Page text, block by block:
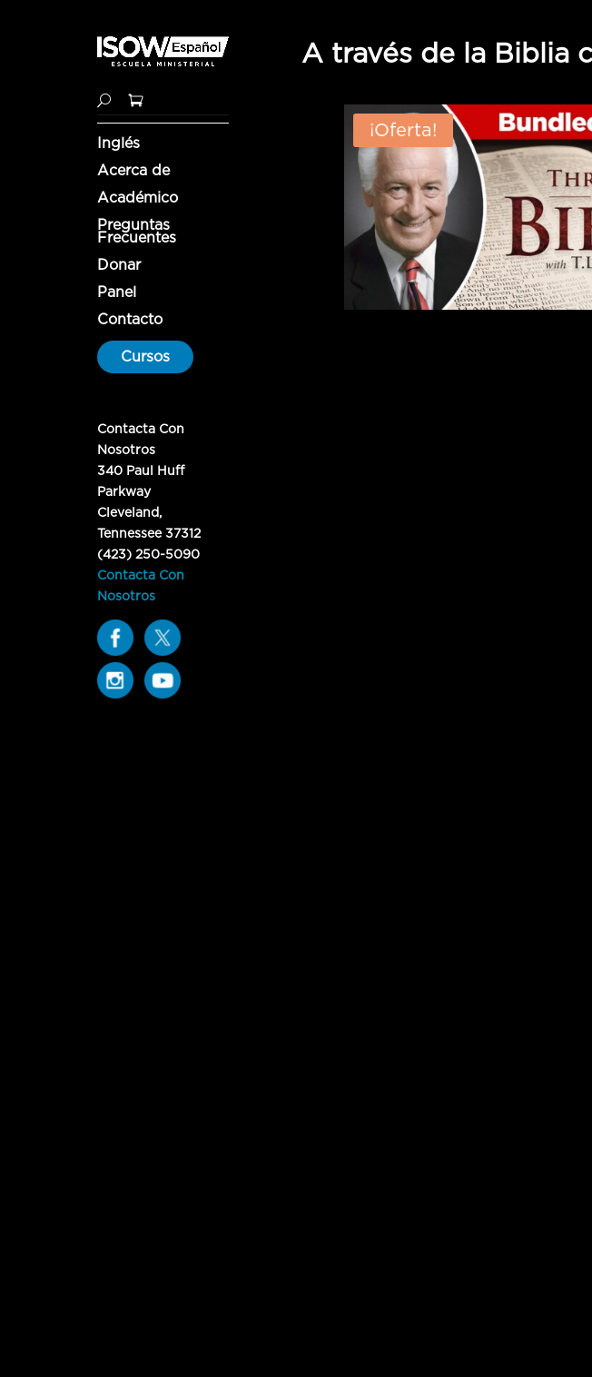
Inglés
Acerca de
Académico
Preguntas
Frecuentes
Donar
Panel
Contacto
Cursos
Contacta Con
Nosotros
340 Paul Huff
Parkway
Cleveland,
Tennessee 37312
(423) 250-5090
Contacta Con
Nosotros
A través de la Biblia
¡Oferta!